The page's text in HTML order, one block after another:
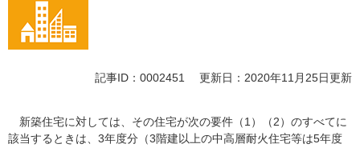
記事ID：0002451 更新日：2020年11月25日更新
新築住宅に対しては、その住宅が次の要件（1）（2）のすべてに
該当するときは、3年度分（3階建以上の中高層耐火住宅等は5年度